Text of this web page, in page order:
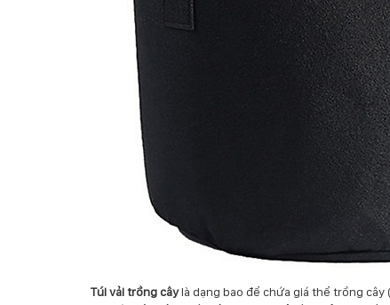
Túi vải trồng câylà dạng bao để chứa giá thể trồng cây